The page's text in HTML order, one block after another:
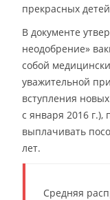
прекрасных
В документе
неодобрение»
собой
уважительной
вступления
с января 2016 г.),
выплачивать
лет.
Средняя